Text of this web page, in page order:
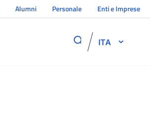
Alumni Personale Enti e Imprese
ITA